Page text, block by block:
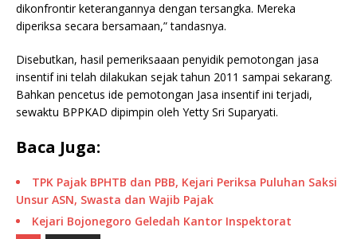
dikonfrontir keterangannya dengan tersangka. Mereka
diperiksa secara bersamaan,” tandasnya.
Disebutkan, hasil pemeriksaaan penyidik pemotongan jasa
insentif ini telah dilakukan sejak tahun 2011 sampai sekarang.
Bahkan pencetus ide pemotongan Jasa insentif ini terjadi,
sewaktu BPPKAD dipimpin oleh Yetty Sri Suparyati.
Baca Juga:
TPK Pajak BPHTB dan PBB, Kejari Periksa Puluhan Saksi
Unsur ASN, Swasta dan Wajib Pajak
Kejari Bojonegoro Geledah Kantor Inspektorat